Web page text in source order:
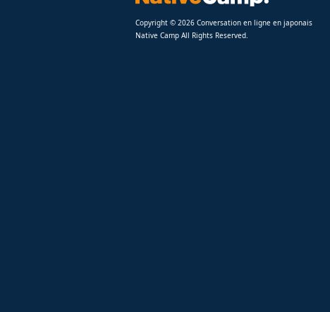
Copyright © 2026 Conversation en ligne en japonais
Native Camp All Rights Reserved.